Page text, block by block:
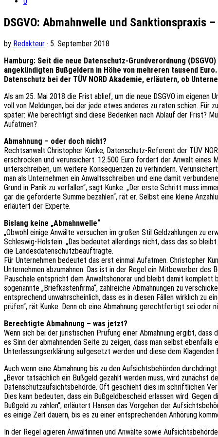
DSGVO: Abmahnwelle und Sanktionspraxis
by Redakteur · 5. September 2018
Hamburg: Seit die neue Datenschutz-Grundverordnung
angekündigten Bußgeldern in Höhe von mehreren tausend
Datenschutz bei der TÜV NORD Akademie, erläutern, ob
Als am 25. Mai 2018 die Frist ablief, um die neue DSGVO im
voll von Meldungen, bei der jede etwas anderes zu raten schien. Für
später: Wie berechtigt sind diese Bedenken nach Ablauf der Frist?
Aufatmen?
Abmahnung – oder doch nicht?
Rechtsanwalt Christopher Kunke, Datenschutz-Referent der TÜV
erschrocken und verunsichert. 12.500 Euro fordert der Anwalt eines
unterschreiben, um weitere Konsequenzen zu verhindern.
man als Unternehmen ein Anwaltsschreiben und eine damit
Grund in Panik zu verfallen“, sagt Kunke. „Der erste Schritt muss
gar die geforderte Summe bezahlen“, rät er. Selbst eine kleine
erläutert der Experte.
Bislang keine „Abmahnwelle“
„Obwohl einige Anwälte versuchen im großen Stil Geldzahlungen zu
Schleswig-Holstein. „Das bedeutet allerdings nicht, dass das so
die Landesdatenschutzbeauftragte.
Für Unternehmen bedeutet das erst einmal Aufatmen. Christopher
Unternehmen abzumahnen. Das ist in der Regel ein Mitbewerber
Pauschale entspricht dem Anwaltshonorar und bleibt damit
sogenannte „Briefkastenfirma“, zahlreiche Abmahnungen zu
entsprechend unwahrscheinlich, dass es in diesen Fällen wirklich zu
prüfen“, rät Kunke. Denn ob eine Abmahnung gerechtfertigt sei oder
Berechtigte Abmahnung – was jetzt?
Wenn sich bei der juristischen Prüfung einer Abmahnung ergibt,
es Sinn der abmahnenden Seite zu zeigen, dass man selbst
Unterlassungserklärung aufgesetzt werden und diese dem
Auch wenn eine Abmahnung bis zu den Aufsichtsbehörden
„Bevor tatsächlich ein Bußgeld gezahlt werden muss, wird
Datenschutzaufsichtsbehörde. Oft geschieht dies im schriftlichen
Dies kann bedeuten, dass ein Bußgeldbescheid erlassen wird.
Bußgeld zu zahlen“, erläutert Hansen das Vorgehen der
es einige Zeit dauern, bis es zu einer entsprechenden Anhörung
In der Regel agieren Anwältinnen und Anwälte sowie